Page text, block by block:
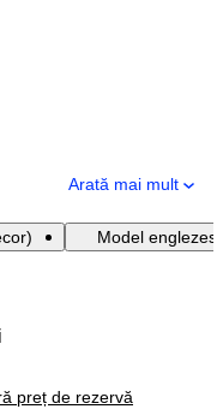
Arată mai mult
Model
preț de rezervă